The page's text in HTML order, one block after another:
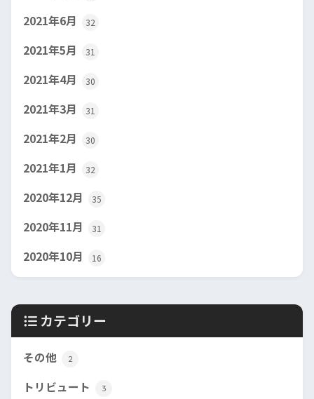
2021年6月 32
2021年5月 31
2021年4月 30
2021年3月 31
2021年2月 30
2021年1月 32
2020年12月 35
2020年11月 31
2020年10月 16
カテゴリー
その他 2
トリビュート 3